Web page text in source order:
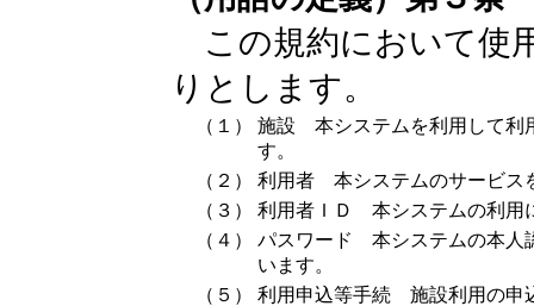
この規約において使
りとします。
（１）
施設 本システムを利用して利
す。
（２）
利用者 本システムのサービス
（３）
利用者ＩＤ 本システムの利用
（４）
パスワード 本システムの本人
います。
（５）
利用申込等手続 施設利用の申